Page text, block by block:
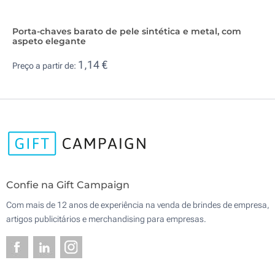
Porta-chaves barato de pele sintética e metal, com
aspeto elegante
Preço a partir de: 1,14 €
Confie na Gift Campaign
Com mais de 12 anos de experiência na venda de brindes de empresa,
artigos publicitários e merchandising para empresas.